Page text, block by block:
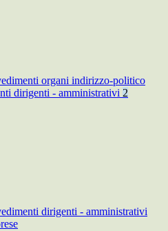
organi indirizzo-politico
dirigenti - amministrativi 2
dirigenti - amministrativi